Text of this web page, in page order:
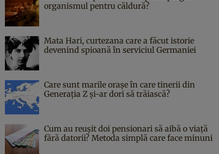
organismul pentru căldură?
Mata Hari, curtezana care a făcut istorie
devenind spioană în serviciul Germaniei
Care sunt marile orașe în care tinerii din
Generația Z și-ar dori să trăiască?
Cum au reușit doi pensionari să aibă o viață
fără datorii? Metoda simplă care face minuni